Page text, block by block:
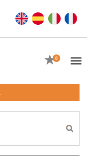
EN ES
Favoritos
0